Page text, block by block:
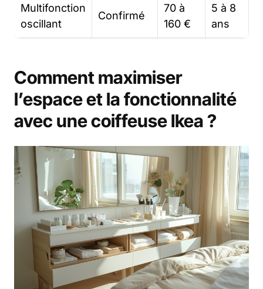
Multifonction
oscillant
Confirmé
70 à
160 €
5 à 8
ans
Comment maximiser
l’espace et la fonctionnalité
avec une coiffeuse Ikea ?